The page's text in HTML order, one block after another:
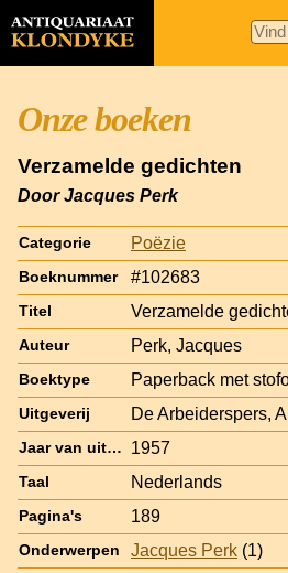
Onze boeken
Verzamelde gedichten
Door Jacques Perk
Categorie Poëzie
Boeknummer #102683
Titel Verzamelde
Auteur Perk, Jacques
Boektype Paperback met
Uitgeverij De Arbeiderspers,
Jaar van uitgave 1957
Taal Nederlands
Pagina's 189
Onderwerpen Jacques Perk (1)